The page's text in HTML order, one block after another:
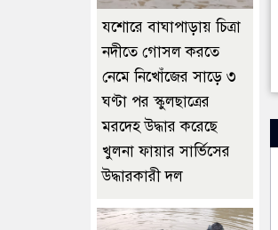
যশোরে বাঘাপাড়ায় চিত্রা
নদীতে গোসল করতে
নেমে নিখোঁজের সাড়ে ৩
ঘণ্টা পর স্কুলছাত্রের
মরদেহ উদ্ধার করেছে
খুলনা ফায়ার সার্ভিসের
উদ্ধারকারী দল